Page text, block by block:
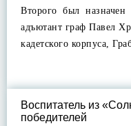
Второго был назначен
адъютант граф Павел
кадетского корпуса,
Воспитатель из
победителей